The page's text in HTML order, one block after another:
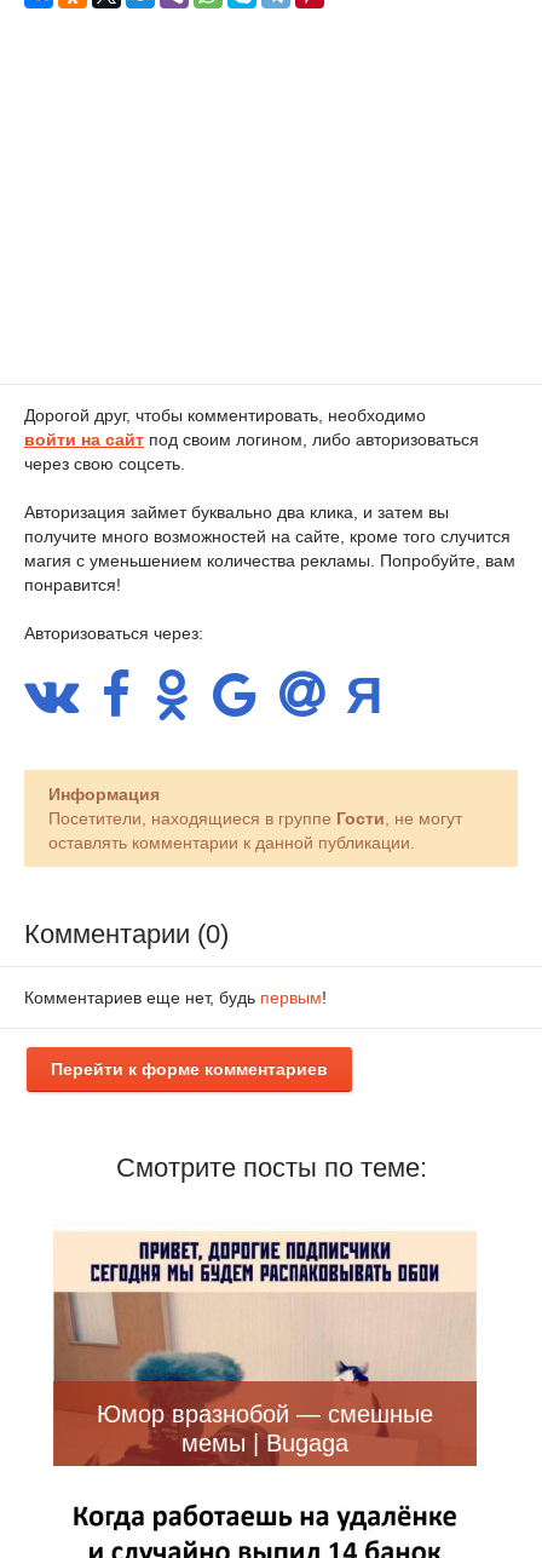
Дорогой друг, чтобы комментировать, необходимо
войти на сайт под своим логином, либо авторизоваться
через свою соцсеть.
Авторизация займет буквально два клика, и затем вы
получите много возможностей на сайте, кроме того случится
магия с уменьшением количества рекламы. Попробуйте, вам
понравится!
Авторизоваться через:
Информация
Посетители, находящиеся в группе Гости , не могут
оставлять комментарии к данной публикации.
Комментарии (0)
Комментариев еще нет, будь первым!
Перейти к форме комментариев
Смотрите посты по теме:
Юмор вразнобой — смешные
мемы | Bugaga